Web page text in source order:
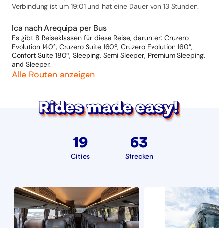
Verbindung ist um 19:01 und hat eine Dauer von 13 Stunden.
Ica nach Arequipa per Bus
Es gibt 8 Reiseklassen für diese Reise, darunter: Cruzero
Evolution 140°, Cruzero Suite 160º, Cruzero Evolution 160°,
Confort Suite 180º, Sleeping, Semi Sleeper, Premium Sleeping,
and Sleeper.
Alle Routen anzeigen
19
Cities
63
Strecken